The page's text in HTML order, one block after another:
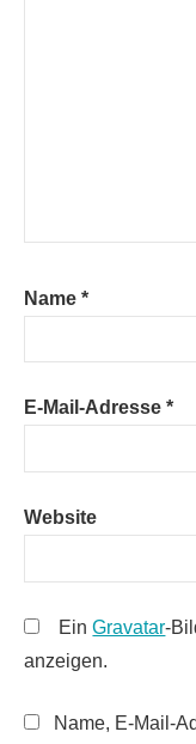
Name *
E-Mail-Adresse *
Website
EinGravatar-
anzeigen.
Name, E-Mail-